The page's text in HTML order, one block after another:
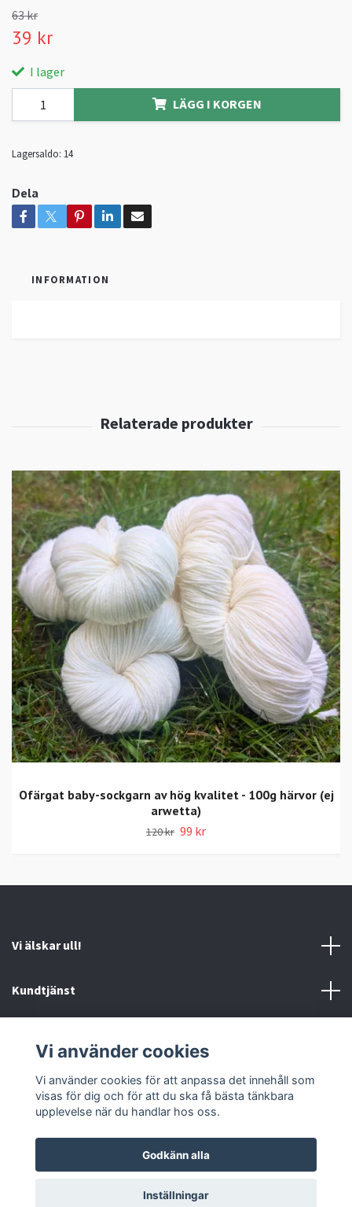
63 kr
39 kr
I lager
LÄGG I KORGEN
Lagersaldo: 14
Dela
INFORMATION
Ofärgat baby-sockgarn av hög kvalitet - 100g härvor (ej
arwetta)
120 kr 99 kr
Vi älskar ull!
Kundtjänst
Sociala medier
© 2026 Ankis design
Vi använder cookies
Vi använder cookies för att anpassa det innehåll som
visas för dig och för att du ska få bästa tänkbara
upplevelse när du handlar hos oss.
Godkänn alla
Inställningar